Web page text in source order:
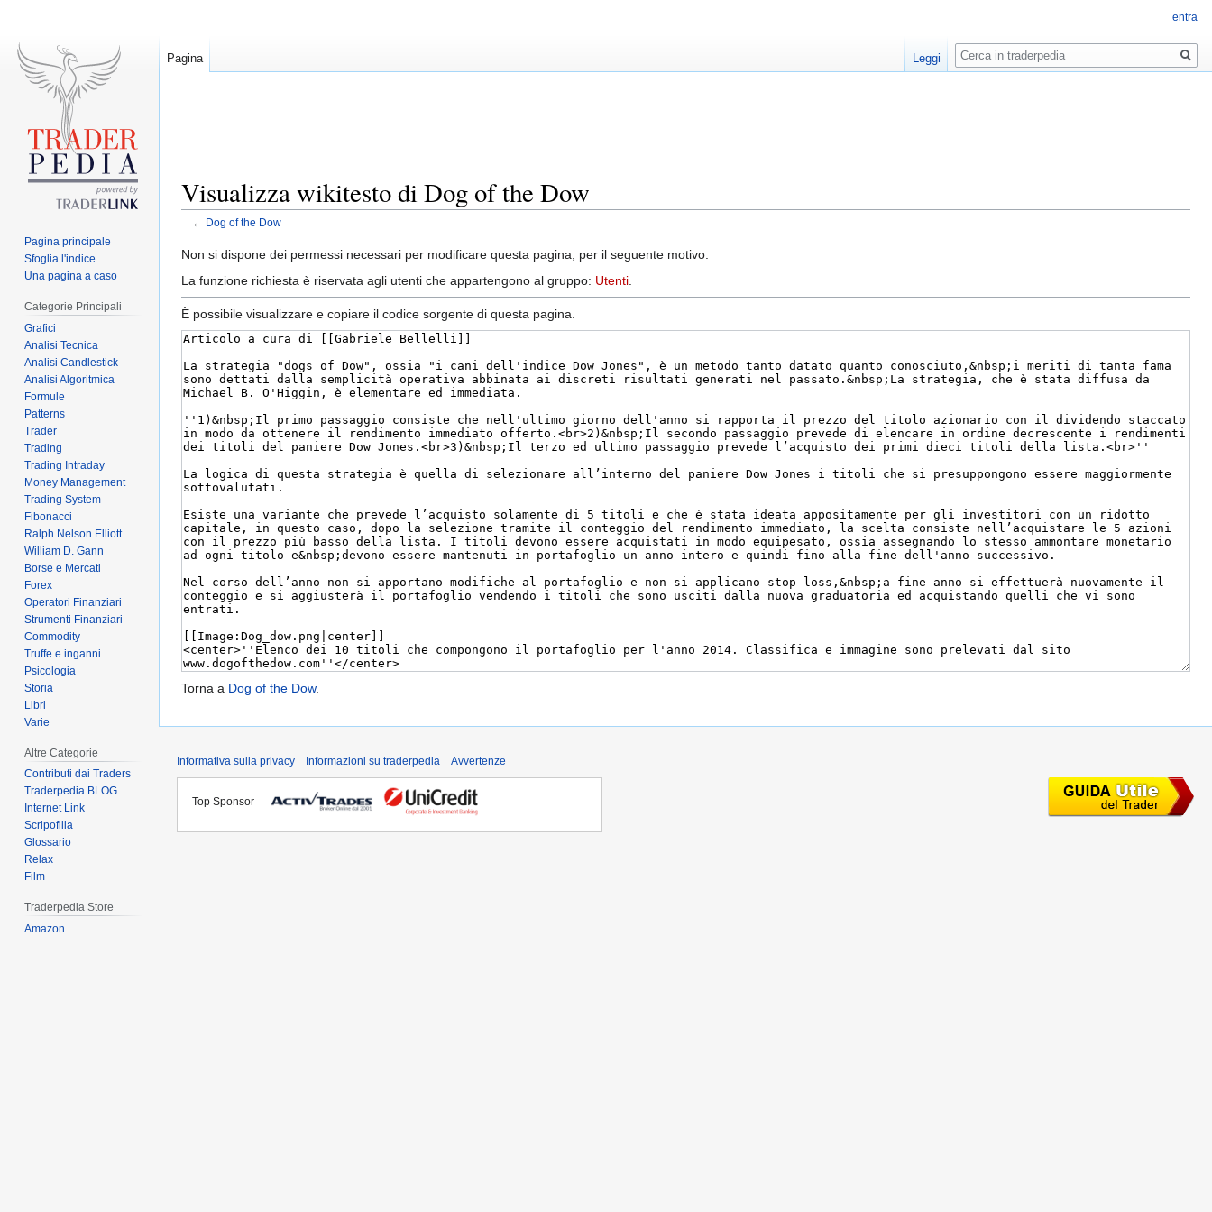
Visualizza wikitesto di Dog of the Dow
← Dog of the Dow
Jump
to
Jump
to
Non si dispone dei permessi necessari per modificare questa pagina, per il seguente motivo:
La funzione richiesta è riservata agli utenti che appartengono al gruppo: Utenti
È possibile visualizzare e copiare il codice sorgente di questa pagina.
Torna a Dog of the Dow.
entra
Pagina Leggi
Ricerca
Pagina principale
Sfoglia l'indice
Una pagina a caso
Categorie Principali
Grafici
Analisi Tecnica
Analisi Candlestick
Analisi Algoritmica
Formule
Patterns
Trader
Trading
Trading Intraday
Money Management
Trading System
Fibonacci
Ralph Nelson Elliott
William D. Gann
Borse e Mercati
Forex
Operatori Finanziari
Strumenti Finanziari
Commodity
Truffe e inganni
Psicologia
Storia
Libri
Varie
Altre Categorie
Contributi dai Traders
Traderpedia BLOG
Internet Link
Scripofilia
Glossario
Relax
Film
Traderpedia Store
Amazon
Informativa sulla privacy Informazioni su traderpedia Avvertenze
Top Sponsor